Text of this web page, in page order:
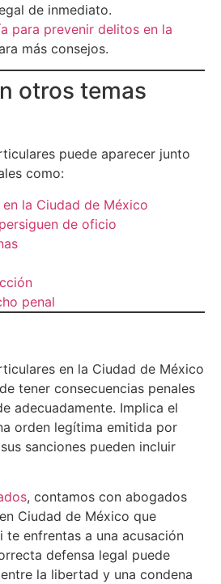
de inmediato.
para prevenir delitos en la
más consejos.
otros temas
puede aparecer junto
como:
la Ciudad de México
de oficio
penal
en la Ciudad de México
tener consecuencias penales
adecuadamente. Implica el
orden legítima emitida por
sanciones pueden incluir
, contamos con abogados
Ciudad de México que
te enfrentas a una acusación
defensa legal puede
la libertad y una condena